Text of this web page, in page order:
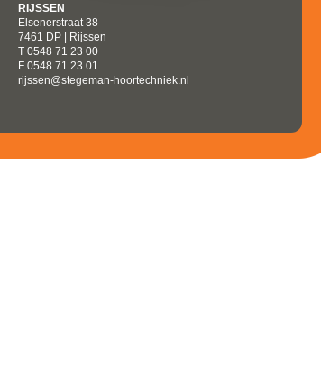
RIJSSEN
Elsenerstraat 38
7461 DP | Rijssen
T 0548 71 23 00
F 0548 71 23 01
rijssen@stegeman-hoortechniek.nl